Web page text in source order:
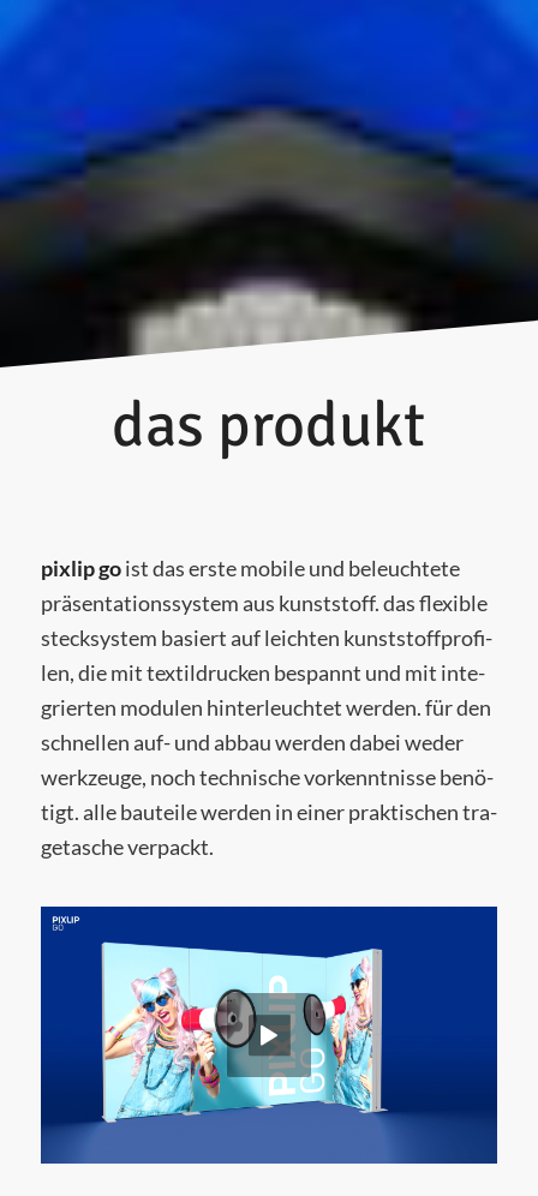
das produkt
pixlip goist das ers­te mobi­le und beleuch­te­te
prä­sen­ta­ti­ons­sys­tem aus kunst­stoff. das fle­xi­ble
steck­sys­tem basiert auf leich­ten kunst­stoff­pro­fi­
len, die mit tex­til­dru­cken bespannt und mit inte­
grier­ten modu­len hin­ter­leuch­tet wer­den. für den
schnel­len auf- und abbau wer­den dabei weder
werk­zeu­ge, noch tech­ni­sche vor­kennt­nis­se benö­
tigt. alle bau­tei­le wer­den in einer prak­ti­schen tra­
ge­ta­sche verpackt.